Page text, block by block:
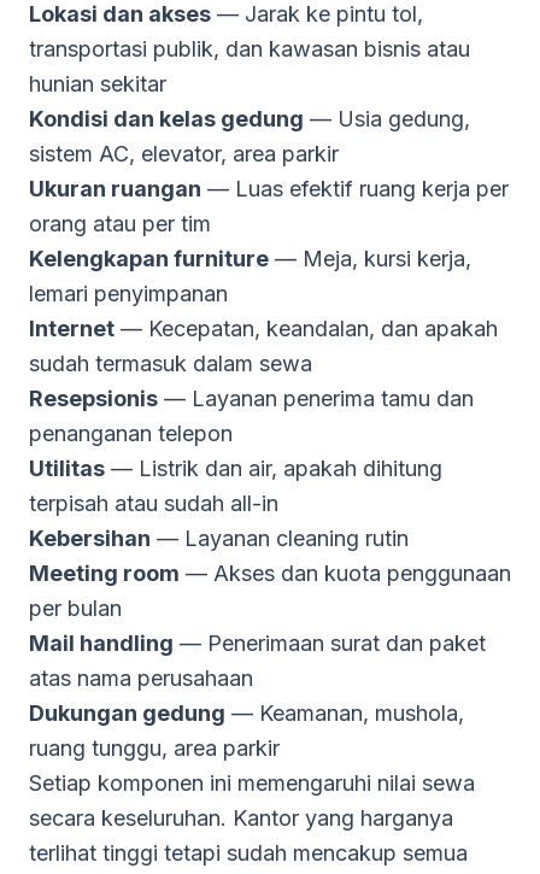
Lokasi dan akses — Jarak ke pintu tol,
transportasi publik, dan kawasan bisnis atau
hunian sekitar
Kondisi dan kelas gedung — Usia gedung,
sistem AC, elevator, area parkir
Ukuran ruangan — Luas efektif ruang kerja per
orang atau per tim
Kelengkapan furniture — Meja, kursi kerja,
lemari penyimpanan
Internet — Kecepatan, keandalan, dan apakah
sudah termasuk dalam sewa
Resepsionis — Layanan penerima tamu dan
penanganan telepon
Utilitas — Listrik dan air, apakah dihitung
terpisah atau sudah all-in
Kebersihan — Layanan cleaning rutin
Meeting room — Akses dan kuota penggunaan
per bulan
Mail handling — Penerimaan surat dan paket
atas nama perusahaan
Dukungan gedung — Keamanan, mushola,
ruang tunggu, area parkir
Setiap komponen ini memengaruhi nilai sewa
secara keseluruhan. Kantor yang harganya
terlihat tinggi tetapi sudah mencakup semua